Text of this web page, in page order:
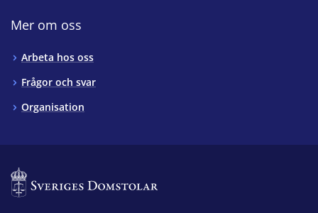
Mer om oss
Arbeta hos oss
Frågor och svar
Organisation